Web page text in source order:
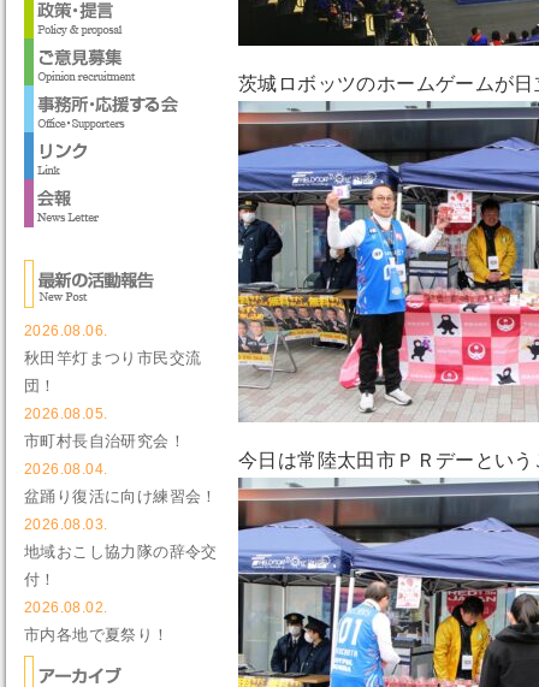
茨城ロボッツのホームゲームが
今日は常陸太田市ＰＲデーとい
2026.08.06.
秋田竿灯まつり市民交流
団！
2026.08.05.
市町村長自治研究会！
2026.08.04.
盆踊り復活に向け練習会！
2026.08.03.
地域おこし協力隊の辞令交
付！
2026.08.02.
市内各地で夏祭り！